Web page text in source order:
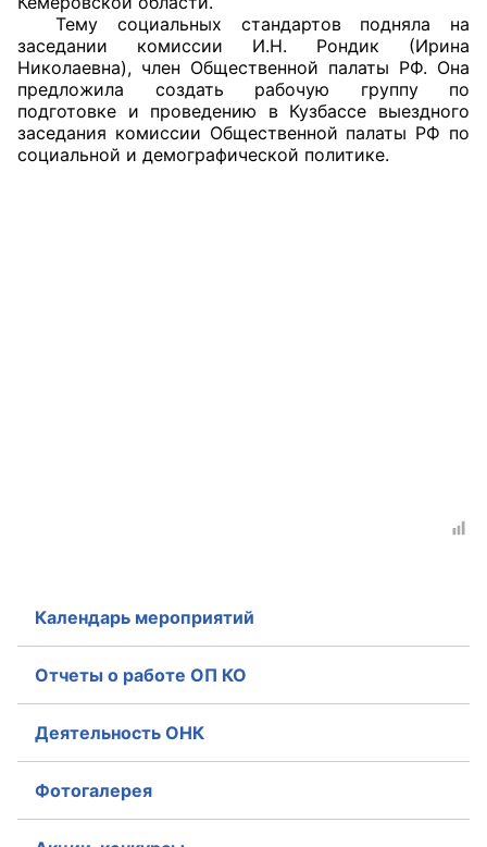
УСТАВ ГКУ “АППАРАТ ОП КО”
Доходы руководителя за 2024 г.
Тему социальных стандартов подняла на
заседании комиссии И.Н. Рондик (Ирина
Николаевна), член Общественной палаты РФ. Она
предложила создать рабочую группу по
подготовке и проведению в Кузбассе выездного
заседания комиссии Общественной палаты РФ по
социальной и демографической политике.
Календарь мероприятий
Отчеты о работе ОП КО
Деятельность ОНК
Фотогалерея